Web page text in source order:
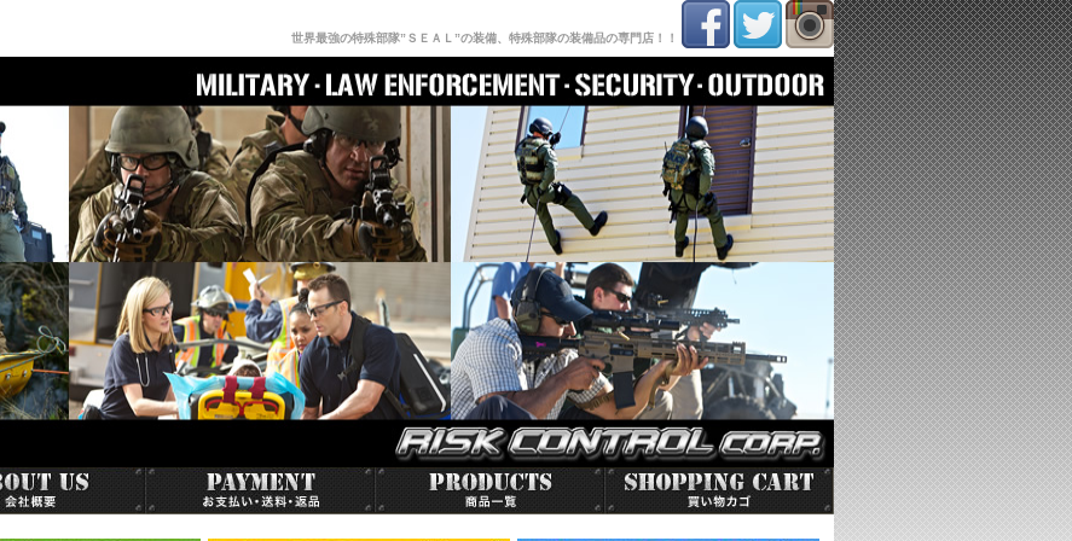
世界最強の特殊部隊”ＳＥＡＬ”の装備、特殊部隊の装備品の専門店！！